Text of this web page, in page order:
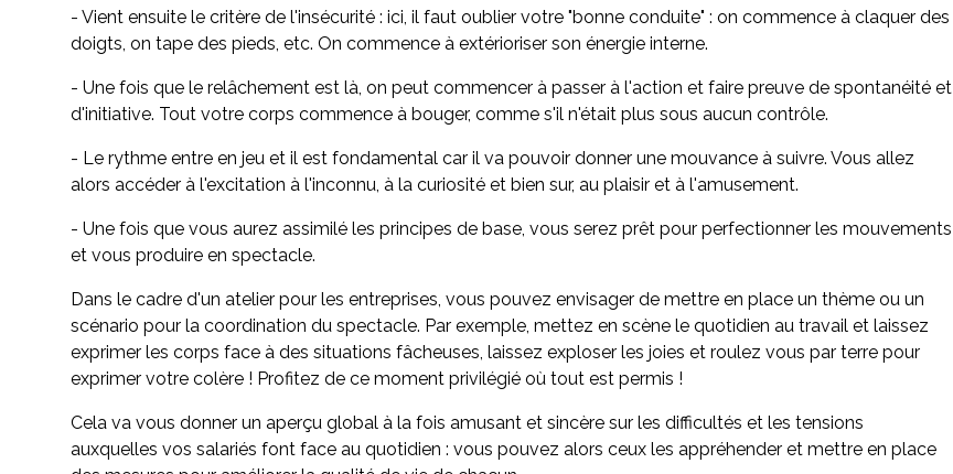
- Vient ensuite le critère de l'insécurité : ici, il faut oublier votre "bonne conduite" : on commence à claquer des
doigts, on tape des pieds, etc. On commence à extérioriser son énergie interne.
- Une fois que le relâchement est là, on peut commencer à passer à l'action et faire preuve de spontanéité et
d'initiative. Tout votre corps commence à bouger, comme s'il n'était plus sous aucun contrôle.
- Le rythme entre en jeu et il est fondamental car il va pouvoir donner une mouvance à suivre. Vous allez
alors accéder à l'excitation à l'inconnu, à la curiosité et bien sur, au plaisir et à l'amusement.
- Une fois que vous aurez assimilé les principes de base, vous serez prêt pour perfectionner les mouvements
et vous produire en spectacle.
Dans le cadre d'un atelier pour les entreprises, vous pouvez envisager de mettre en place un thème ou un
scénario pour la coordination du spectacle. Par exemple, mettez en scène le quotidien au travail et laissez
exprimer les corps face à des situations fâcheuses, laissez exploser les joies et roulez vous par terre pour
exprimer votre colère ! Profitez de ce moment privilégié où tout est permis !
Cela va vous donner un aperçu global à la fois amusant et sincère sur les difficultés et les tensions
auxquelles vos salariés font face au quotidien : vous pouvez alors ceux les appréhender et mettre en place